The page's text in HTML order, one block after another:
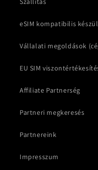
eSIM kompatibilis
Vállalati megoldások
EU SIM
Affiliate Partnerség
Partneri megkeresés
Partnereink
Impresszum